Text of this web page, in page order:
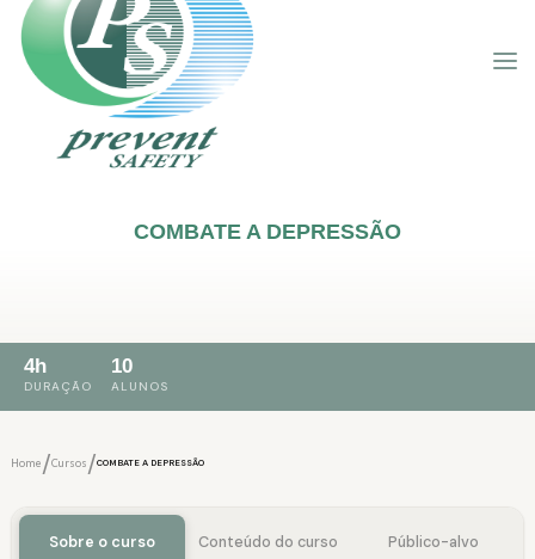
COMBATE A DEPRESSÃO
4h
DURAÇÃO
10
ALUNOS
Home/Cursos/COMBATE A DEPRESSÃO
Sobre o curso Conteúdo do curso Público-alvo